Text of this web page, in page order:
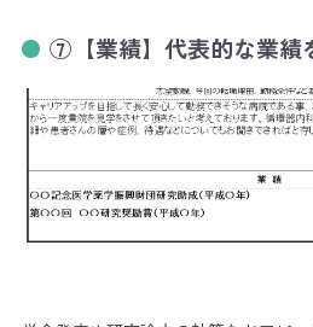
⑦【業績】代表的な業績